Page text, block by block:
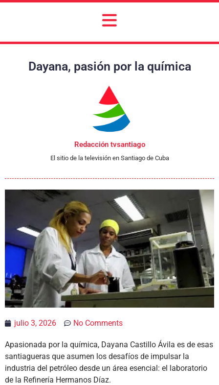
Dayana, pasión por la química
Redacción tvsantiago
El sitio de la televisión en Santiago de Cuba
julio 3, 2026 No Comments
Apasionada por la química, Dayana Castillo Ávila es de esas
santiagueras que asumen los desafíos de impulsar la
industria del petróleo desde un área esencial: el laboratorio
de la Refinería Hermanos Díaz.